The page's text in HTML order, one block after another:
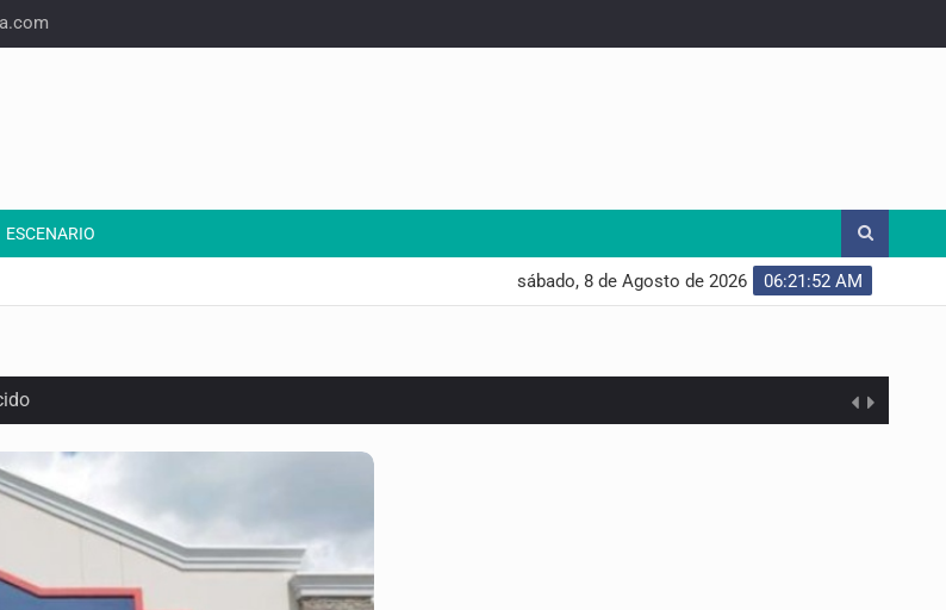
ESCENARIO
06:21:53 AM
sábado, 8 de Agosto de 2026
de EUA contra cárteles
aprobar lineamientos de fiscalización
afirma Lazos de Amor